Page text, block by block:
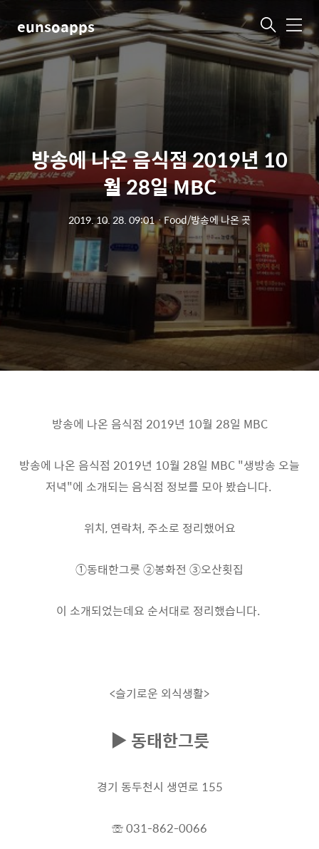
eunsoapps 메
뉴
방송에 나온 음식점 2019년 10
월 28일 MBC
2019. 10. 28. 09:01ㆍFood/방송에 나온 곳
방송에 나온 음식점 2019년 10월 28일 MBC
방송에 나온 음식점 2019년 10월 28일 MBC "생방송 오늘
저녁"에 소개되는 음식점 정보를 모아 봤습니다.
위치, 연락처, 주소로 정리했어요
①동태한그릇 ②봉화전 ③오산횟집
이 소개되었는데요 순서대로 정리했습니다.
<슬기로운 외식생활>
▶ 동태한그릇
경기 동두천시 생연로 155
☏ 031-862-0066